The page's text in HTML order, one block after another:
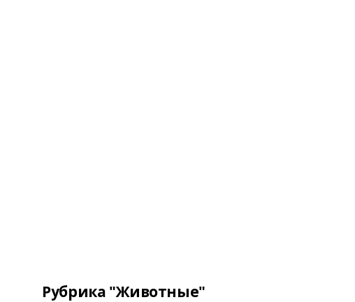
Рубрика "Животные"